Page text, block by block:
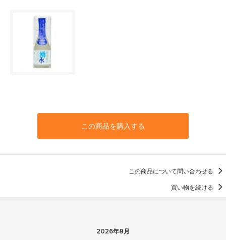
この商品を購入する
この商品について問い合わせる
買い物を続ける
2026年8月